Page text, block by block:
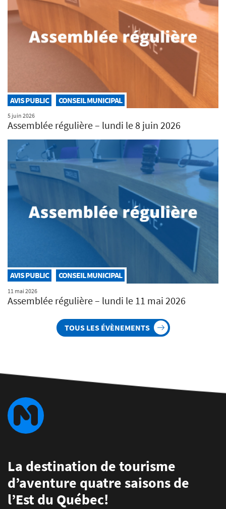
AVIS PUBLIC CONSEIL MUNICIPAL
5 juin 2026
Assemblée régulière – lundi le 8 juin 2026
AVIS PUBLIC CONSEIL MUNICIPAL
11 mai 2026
Assemblée régulière – lundi le 11 mai 2026
TOUS LES ÉVÈNEMENTS
La destination de tourisme
d’aventure quatre saisons de
l’Est du Québec!